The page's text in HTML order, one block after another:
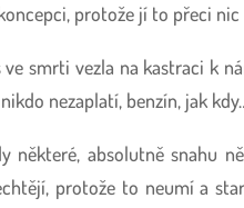
protože jí to přeci
ve smrti vezla na kastraci k
nezaplatí, benzín, jak
některé, absolutně snahu
protože to neumí a